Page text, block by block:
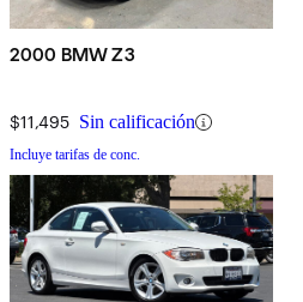
2000 BMW Z3
$11,495 Sin calificación
Incluye tarifas de conc.